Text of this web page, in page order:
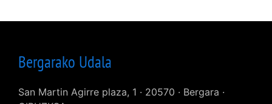
Bergarako Udala
San Martin Agirre plaza, 1 · 20570 · Bergara ·